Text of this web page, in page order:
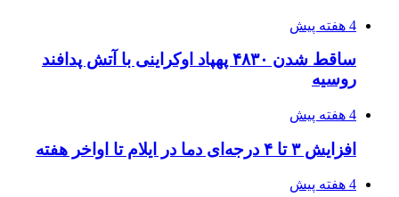
4 هفته پیش
ساقط شدن ۴۸۳۰ پهپاد اوکراینی با آتش پدافند
روسیه
4 هفته پیش
افزایش ۳ تا ۴ درجه‌ای دما در ایلام تا اواخر هفته
4 هفته پیش